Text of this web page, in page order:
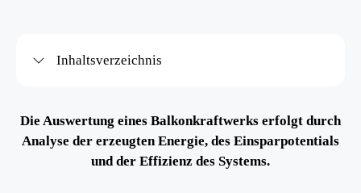
Inhaltsverzeichnis
Die Auswertung eines Balkonkraftwerks erfolgt durch
Analyse der erzeugten Energie, des Einsparpotentials
und der Effizienz des Systems.